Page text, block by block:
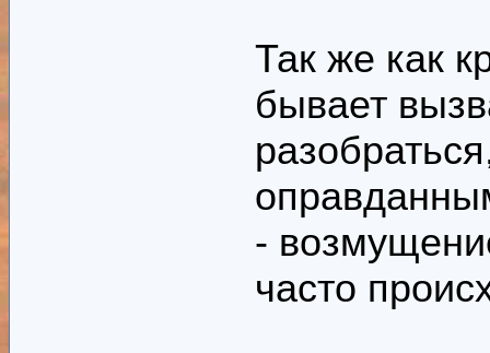
- благодаря
имен и
форуму
вообще
- выбираемые
выбора
Так же как
бывает
-
часто